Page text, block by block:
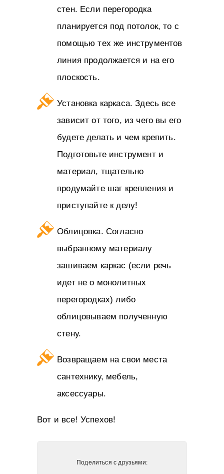
стен. Если перегородка
планируется под потолок, то с
помощью тех же инструментов
линия продолжается и на его
плоскость.
Установка каркаса. Здесь все
зависит от того, из чего вы его
будете делать и чем крепить.
Подготовьте инструмент и
материал, тщательно
продумайте шаг крепления и
приступайте к делу!
Облицовка. Согласно
выбранному материалу
зашиваем каркас (если речь
идет не о монолитных
перегородках) либо
облицовываем полученную
стену.
Возвращаем на свои места
сантехнику, мебель,
аксессуары.
Вот и все! Успехов!
Поделиться с друзьями: